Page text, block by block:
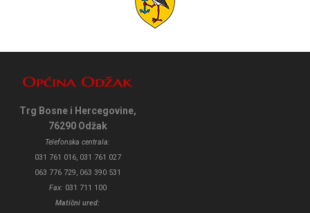
Trg Bosne i Hercegovine,
76290 Odžak
Telefonska centrala:
031 761 016, 031 761 027
063 776 729, 063 390 531
Fax: 031 711 100
Matični ured: